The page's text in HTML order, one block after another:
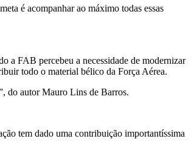
é acompanhar ao máximo todas essas
a FAB percebeu a necessidade de modernizar
todo o material bélico da Força Aérea.
do autor Mauro Lins de Barros.
tem dado uma contribuição importantíssima